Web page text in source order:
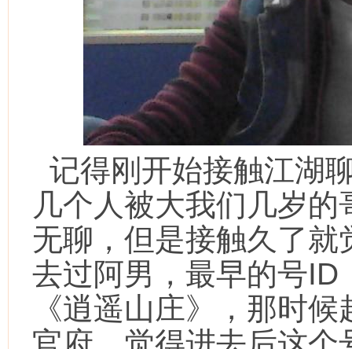
记得刚开始接触江湖
几个人被大我们几岁
无聊，但是接触久了
去过阿男，最早的号
《逍遥山庄》，那时